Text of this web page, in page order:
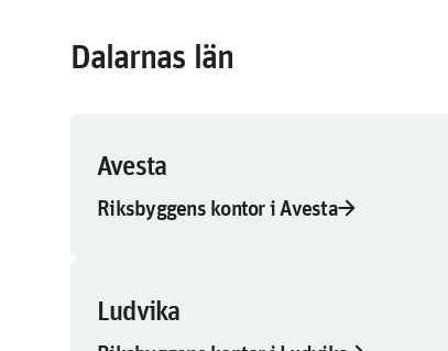
Dalarnas län
Avesta
Riksbyggens kontor i Avestaarrow_forward
Ludvika